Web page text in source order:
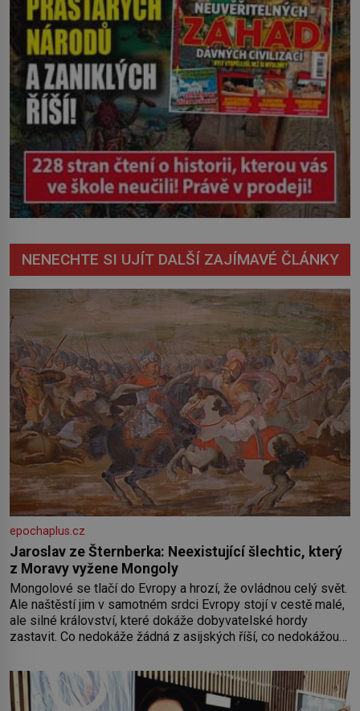
NENECHTE SI UJÍT DALŠÍ ZAJÍMAVÉ ČLÁNKY
epochaplus.cz
Jaroslav ze Šternberka: Neexistující šlechtic, který
z Moravy vyžene Mongoly
Mongolové se tlačí do Evropy a hrozí, že ovládnou celý svět.
Ale naštěstí jim v samotném srdci Evropy stojí v cestě malé,
ale silné království, které dokáže dobyvatelské hordy
zastavit. Co nedokáže žádná z asijských říší, co nedokážou
od roku 1223 postupují podél Kaspického a Azovského
moře,